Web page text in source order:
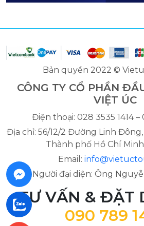
Bản quyền 2022 ©
CÔNG TY CỔ PHẦN
VIỆT ÚC
Điện thoại: 028 3535 1414 –
Địa chỉ: 56/12/2 Đường Linh
Thành phố Hồ Chí
Email:
Người đại diện: Ông
TƯ VẤN & ĐẶT
090 789